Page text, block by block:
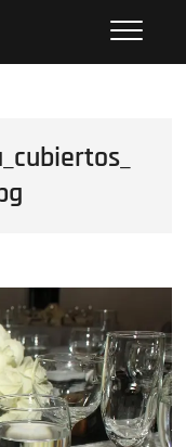
GRUPO EMPRESARIAL